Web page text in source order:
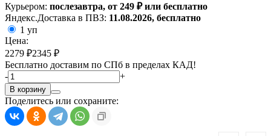
Курьером: послезавтра, от 249 ₽ или бесплатно
Яндекс.Доставка в ПВЗ: 11.08.2026, бесплатно
1 уп
Цена:
2279 ₽2345 ₽
Бесплатно доставим по СПб в пределах КАД!
-
+
В корзину
Поделитесь или сохраните: